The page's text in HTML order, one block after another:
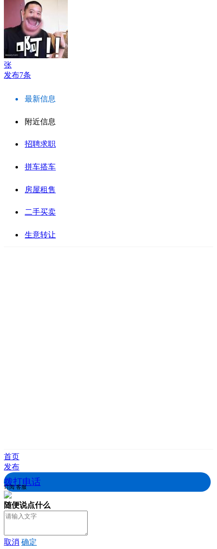
张
发布7条
最新信息
附近信息
招聘求职
拼车搭车
房屋租售
二手买卖
生意转让
首页
发布
拨打电话
订阅 客服
随便说点什么
取消 确定